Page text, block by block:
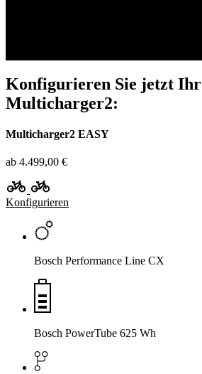
Konfigurieren Sie jetzt Ihr
Multicharger2:
Multicharger2 EASY
ab 4.499,00 €
Konfigurieren
Bosch Performance Line CX
Bosch PowerTube 625 Wh